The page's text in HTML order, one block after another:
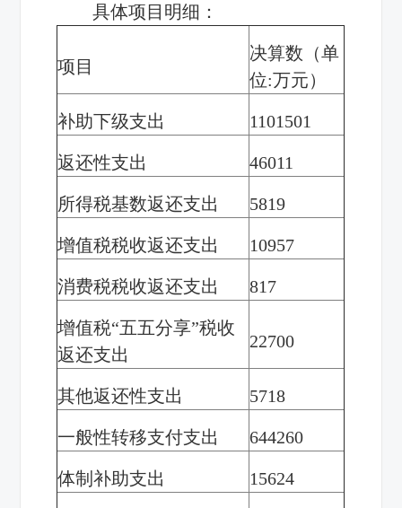
具体项目 明细 ：
项 目
决算数（单
位:万元）
补助下级支出 1101501
返还性支出 46011
所得税基数返还支出 5819
增值税税收返还支出 10957
消费税税收返还支出 817
增值税“五五分享”税收
返还支出
22700
其他返还性支出 5718
一般性转移支付支出 644260
体制补助支出 15624